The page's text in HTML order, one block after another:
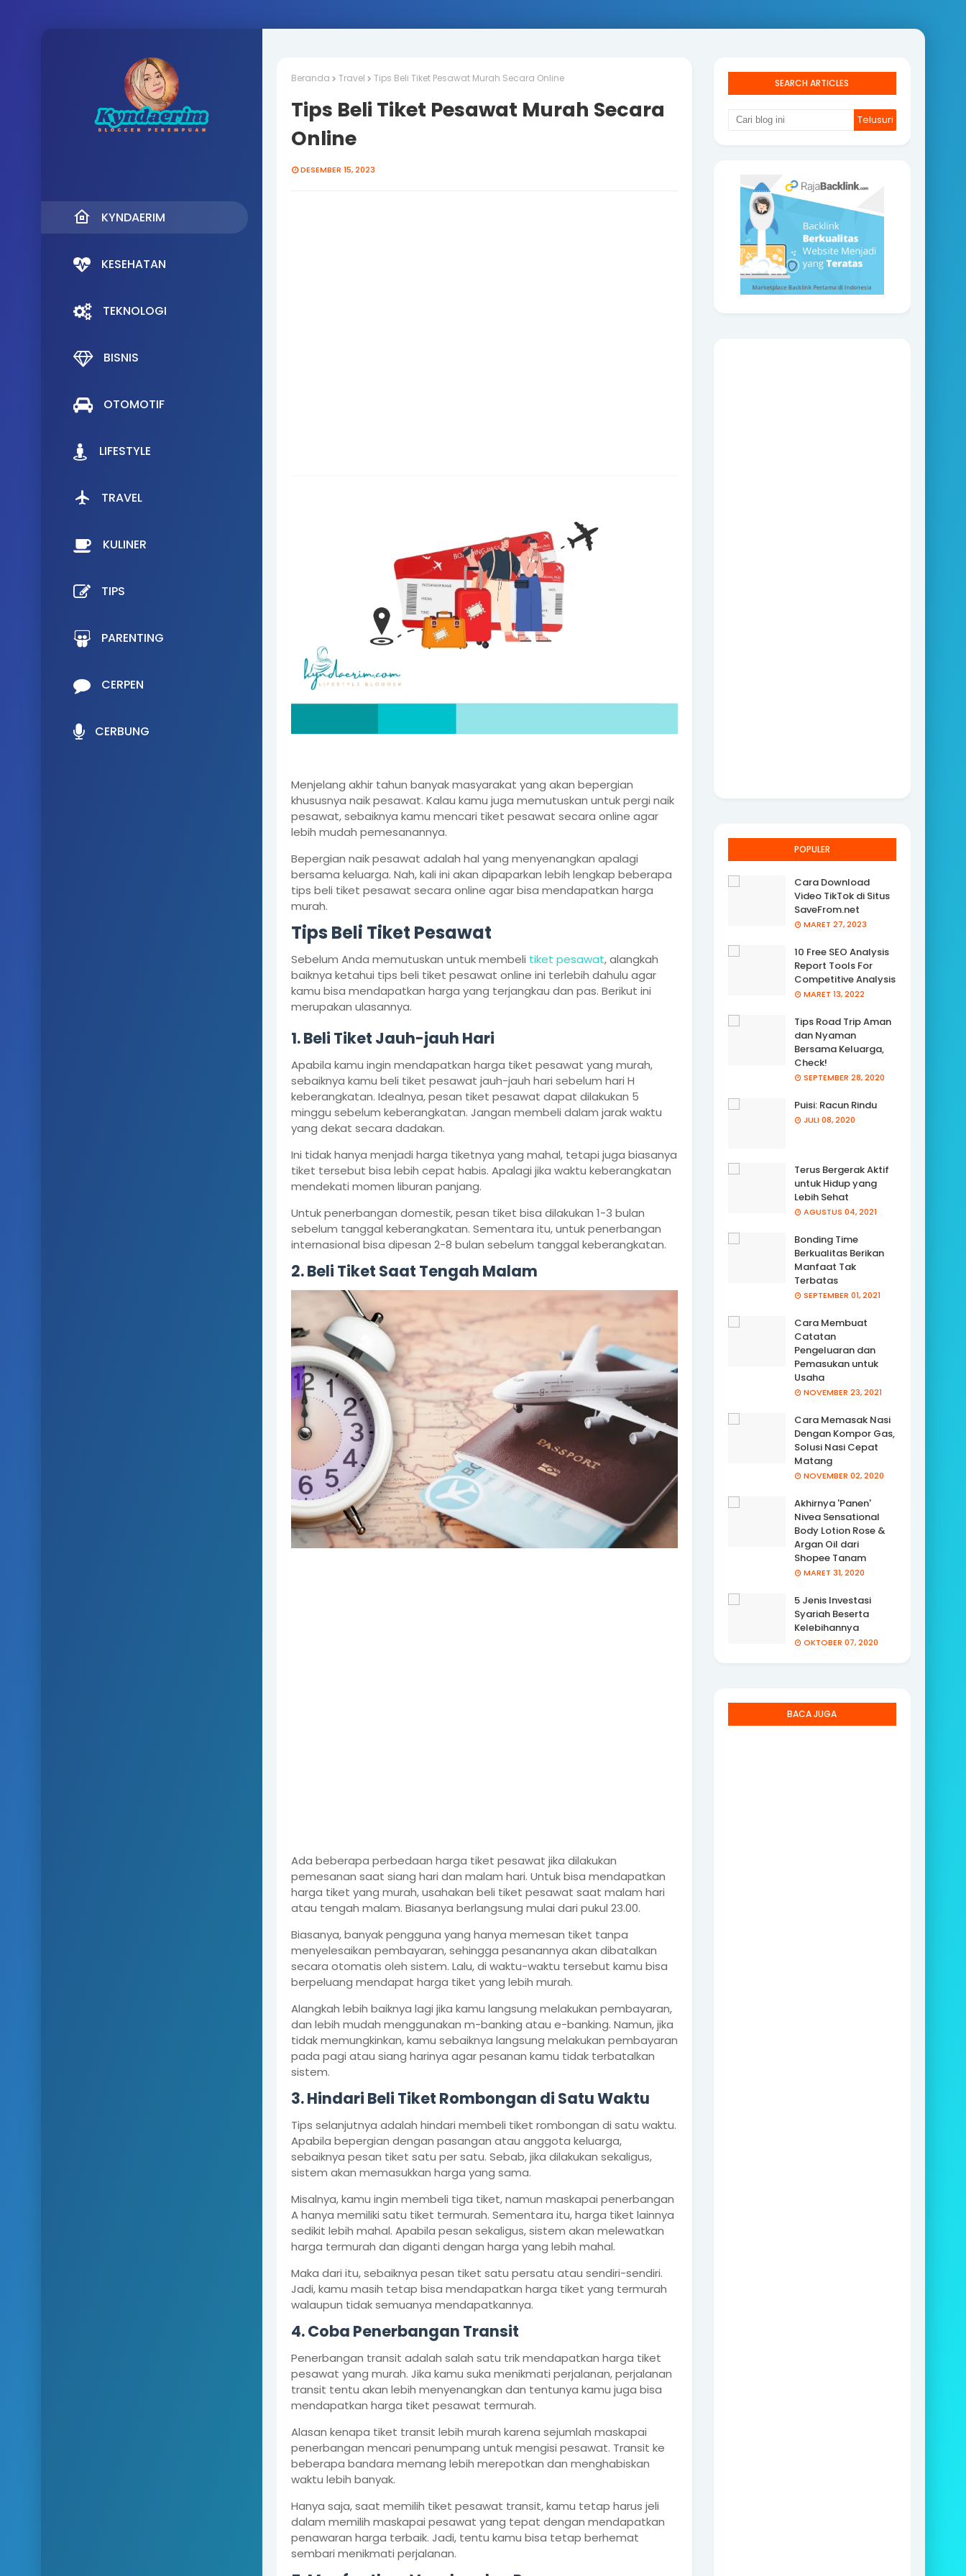
KYNDAERIM
KESEHATAN
TEKNOLOGI
BISNIS
OTOMOTIF
LIFESTYLE
TRAVEL
KULINER
TIPS
PARENTING
CERPEN
CERBUNG
Beranda Travel Tips Beli Tiket Pesawat Murah Secara Online
Tips Beli Tiket Pesawat Murah Secara
Online
DESEMBER 15, 2023
Menjelang akhir tahun banyak masyarakat yang akan bepergian
khususnya naik pesawat. Kalau kamu juga memutuskan untuk pergi naik
pesawat, sebaiknya kamu mencari tiket pesawat secara online agar
lebih mudah pemesanannya.
Bepergian naik pesawat adalah hal yang menyenangkan apalagi
bersama keluarga. Nah, kali ini akan dipaparkan lebih lengkap beberapa
tips beli tiket pesawat secara online agar bisa mendapatkan harga
murah.
Tips Beli Tiket Pesawat
Sebelum Anda memutuskan untuk membeli tiket pesawat, alangkah
baiknya ketahui tips beli tiket pesawat online ini terlebih dahulu agar
kamu bisa mendapatkan harga yang terjangkau dan pas. Berikut ini
merupakan ulasannya.
1. Beli Tiket Jauh-jauh Hari
Apabila kamu ingin mendapatkan harga tiket pesawat yang murah,
sebaiknya kamu beli tiket pesawat jauh-jauh hari sebelum hari H
keberangkatan. Idealnya, pesan tiket pesawat dapat dilakukan 5
minggu sebelum keberangkatan. Jangan membeli dalam jarak waktu
yang dekat secara dadakan.
Ini tidak hanya menjadi harga tiketnya yang mahal, tetapi juga biasanya
tiket tersebut bisa lebih cepat habis. Apalagi jika waktu keberangkatan
mendekati momen liburan panjang.
Untuk penerbangan domestik, pesan tiket bisa dilakukan 1-3 bulan
sebelum tanggal keberangkatan. Sementara itu, untuk penerbangan
internasional bisa dipesan 2-8 bulan sebelum tanggal keberangkatan.
2. Beli Tiket Saat Tengah Malam
Ada beberapa perbedaan harga tiket pesawat jika dilakukan
pemesanan saat siang hari dan malam hari. Untuk bisa mendapatkan
harga tiket yang murah, usahakan beli tiket pesawat saat malam hari
atau tengah malam. Biasanya berlangsung mulai dari pukul 23.00.
Biasanya, banyak pengguna yang hanya memesan tiket tanpa
menyelesaikan pembayaran, sehingga pesanannya akan dibatalkan
secara otomatis oleh sistem. Lalu, di waktu-waktu tersebut kamu bisa
berpeluang mendapat harga tiket yang lebih murah.
Alangkah lebih baiknya lagi jika kamu langsung melakukan pembayaran,
dan lebih mudah menggunakan m-banking atau e-banking. Namun, jika
tidak memungkinkan, kamu sebaiknya langsung melakukan pembayaran
pada pagi atau siang harinya agar pesanan kamu tidak terbatalkan
sistem.
3. Hindari Beli Tiket Rombongan di Satu Waktu
Tips selanjutnya adalah hindari membeli tiket rombongan di satu waktu.
Apabila bepergian dengan pasangan atau anggota keluarga,
sebaiknya pesan tiket satu per satu. Sebab, jika dilakukan sekaligus,
sistem akan memasukkan harga yang sama.
Misalnya, kamu ingin membeli tiga tiket, namun maskapai penerbangan
A hanya memiliki satu tiket termurah. Sementara itu, harga tiket lainnya
sedikit lebih mahal. Apabila pesan sekaligus, sistem akan melewatkan
harga termurah dan diganti dengan harga yang lebih mahal.
Maka dari itu, sebaiknya pesan tiket satu persatu atau sendiri-sendiri.
Jadi, kamu masih tetap bisa mendapatkan harga tiket yang termurah
walaupun tidak semuanya mendapatkannya.
4. Coba Penerbangan Transit
Penerbangan transit adalah salah satu trik mendapatkan harga tiket
pesawat yang murah. Jika kamu suka menikmati perjalanan, perjalanan
transit tentu akan lebih menyenangkan dan tentunya kamu juga bisa
mendapatkan harga tiket pesawat termurah.
Alasan kenapa tiket transit lebih murah karena sejumlah maskapai
penerbangan mencari penumpang untuk mengisi pesawat. Transit ke
beberapa bandara memang lebih merepotkan dan menghabiskan
waktu lebih banyak.
Hanya saja, saat memilih tiket pesawat transit, kamu tetap harus jeli
dalam memilih maskapai pesawat yang tepat dengan mendapatkan
penawaran harga terbaik. Jadi, tentu kamu bisa tetap berhemat
sembari menikmati perjalanan.
SEARCH ARTICLES
POPULER
Cara Download
Video TikTok di Situs
SaveFrom.net
MARET 27, 2023
10 Free SEO Analysis
Report Tools For
Competitive Analysis
MARET 13, 2022
Tips Road Trip Aman
dan Nyaman
Bersama Keluarga,
Check!
SEPTEMBER 28, 2020
Puisi: Racun Rindu
JULI 08, 2020
Terus Bergerak Aktif
untuk Hidup yang
Lebih Sehat
AGUSTUS 04, 2021
Bonding Time
Berkualitas Berikan
Manfaat Tak
Terbatas
SEPTEMBER 01, 2021
Cara Membuat
Catatan
Pengeluaran dan
Pemasukan untuk
Usaha
NOVEMBER 23, 2021
Cara Memasak Nasi
Dengan Kompor Gas,
Solusi Nasi Cepat
Matang
NOVEMBER 02, 2020
Akhirnya 'Panen'
Nivea Sensational
Body Lotion Rose &
Argan Oil dari
Shopee Tanam
MARET 31, 2020
5 Jenis Investasi
Syariah Beserta
Kelebihannya
OKTOBER 07, 2020
BACA JUGA